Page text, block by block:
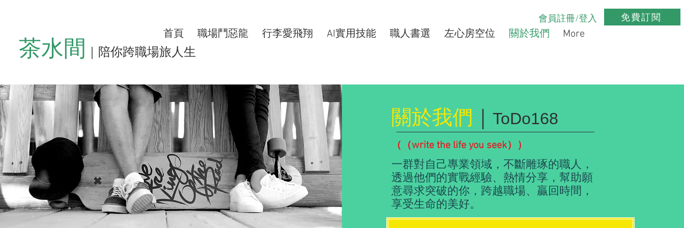
茶水間 ｜陪你跨職場旅人生
會員註冊/登入 免費訂閱
首頁 職場鬥惡龍 行李愛飛翔 AI實用技能 職人書選 左心房空位 關於我們 More
關於我們 ToDo168
（（write the life you seek））
一群對自己專業領域，不斷雕琢的職人，
透過他們的實戰經驗、熱情分享，幫助願
意尋求突破的你，跨越職場、贏回時間，
享受生命的美好。